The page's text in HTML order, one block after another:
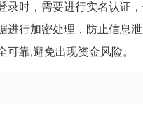
时，需要进行实名认证
行加密处理，防止信息
靠,避免出现资金风险。